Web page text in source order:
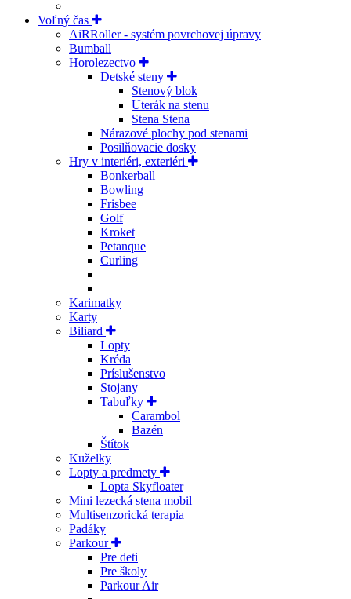
Voľný čas
AiRRoller - systém povrchovej úpravy
Bumball
Horolezectvo
Detské steny
Stenový blok
Uterák na stenu
Stena Stena
Nárazové plochy pod stenami
Posilňovacie dosky
Hry v interiéri, exteriéri
Bonkerball
Bowling
Frisbee
Golf
Kroket
Petanque
Curling
Karimatky
Karty
Biliard
Lopty
Kréda
Príslušenstvo
Stojany
Tabuľky
Carambol
Bazén
Štítok
Kuželky
Lopty a predmety
Lopta Skyfloater
Mini lezecká stena mobil
Multisenzorická terapia
Padáky
Parkour
Pre deti
Pre školy
Parkour Air